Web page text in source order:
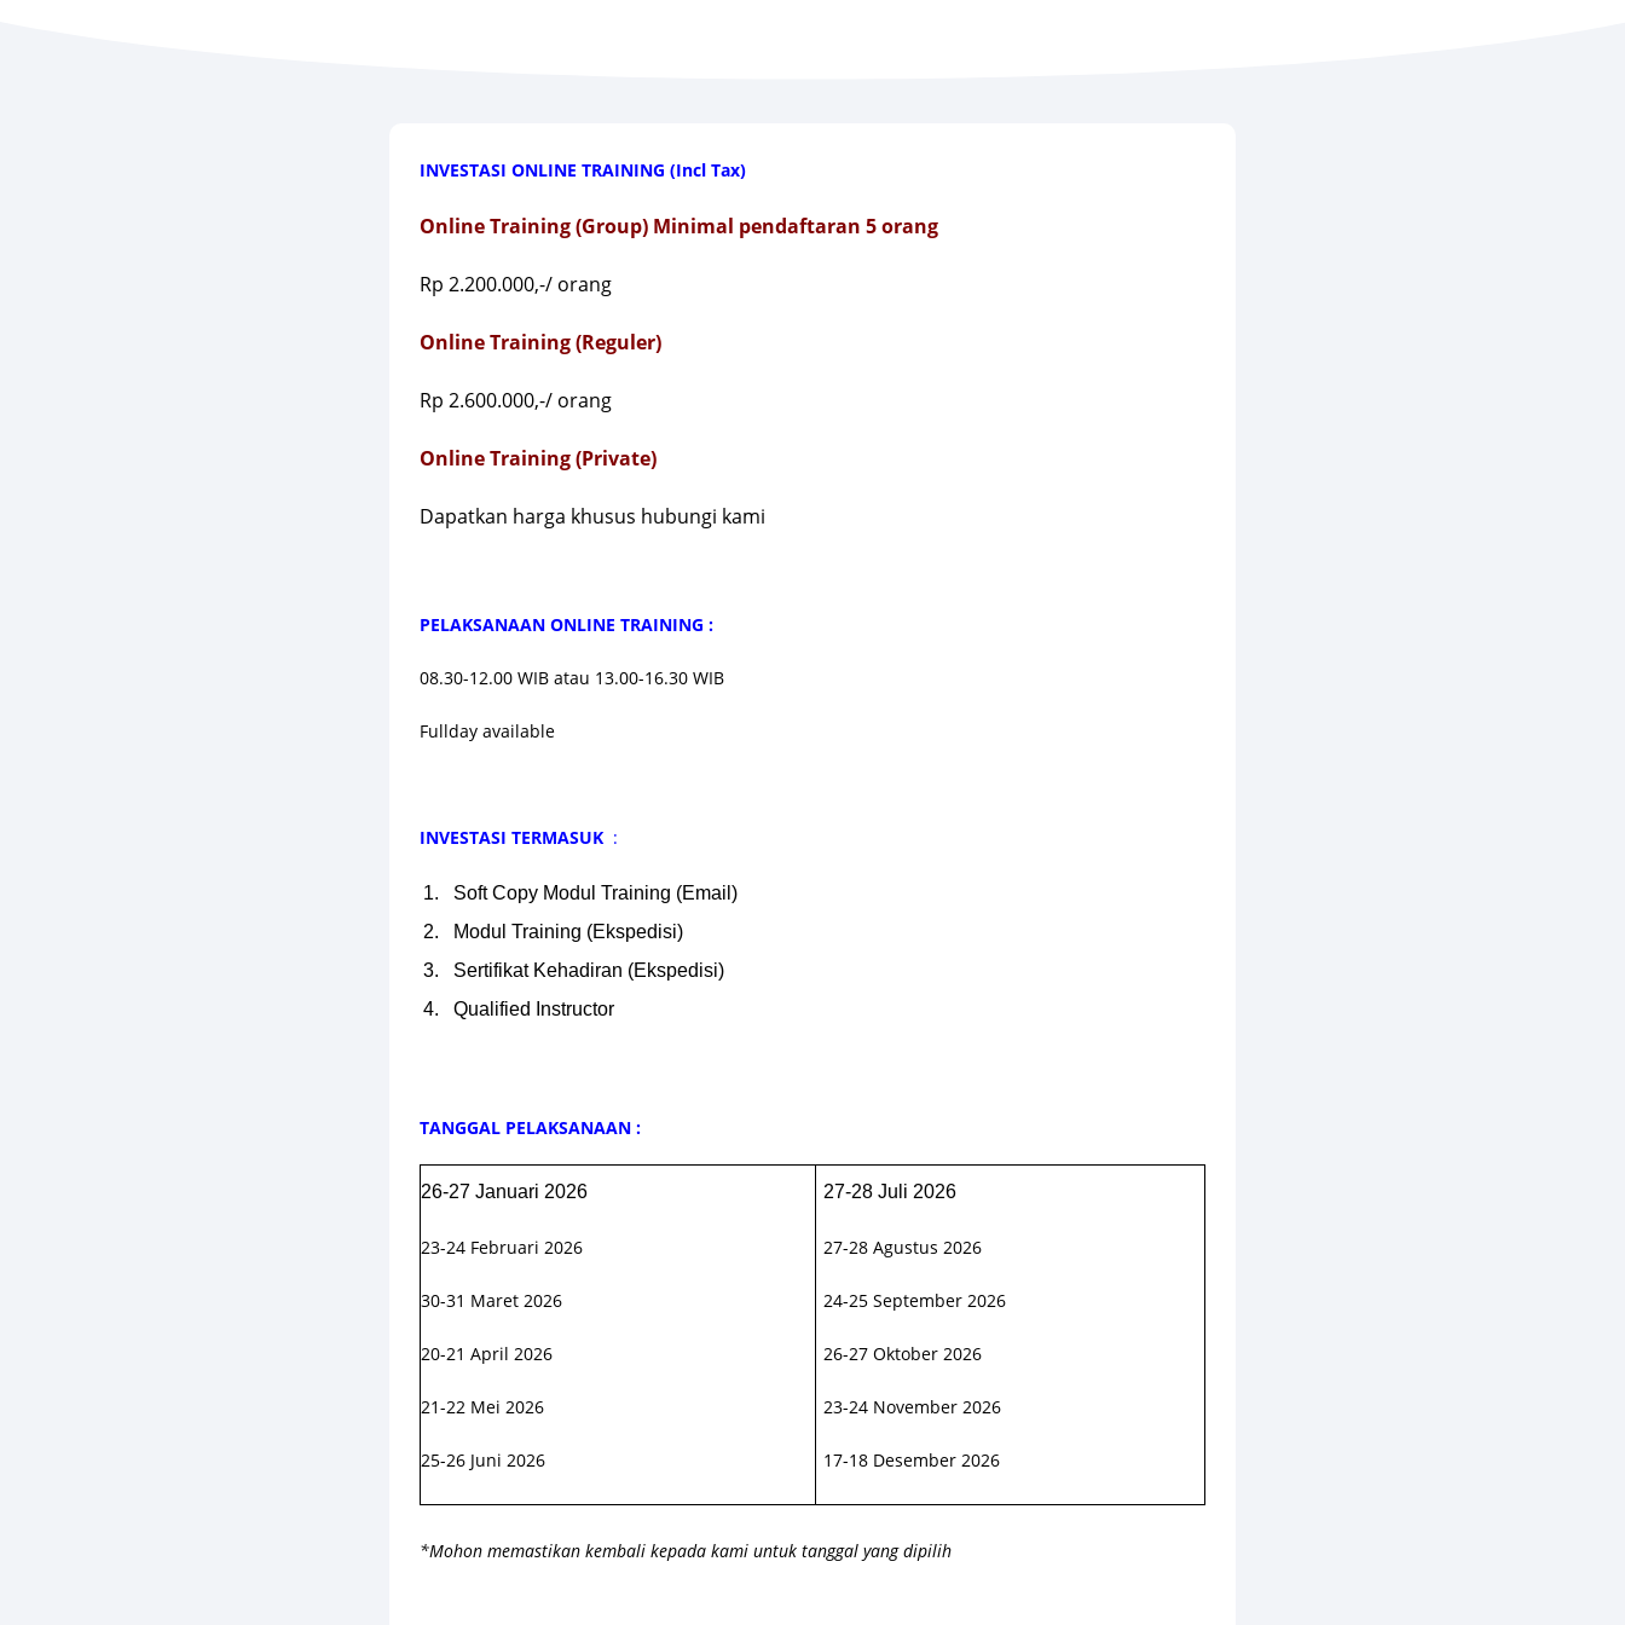
INVESTASI ONLINE TRAINING (Incl Tax)
Online Training (Group) Minimal pendaftaran 5 orang
Rp 2.200.000,-/ orang
Online Training (Reguler)
Rp 2.600.000,-/ orang
Online Training (Private)
Dapatkan harga khusus hubungi kami
PELAKSANAAN ONLINE TRAINING :
08.30-12.00 WIB atau 13.00-16.30 WIB
Fullday available
INVESTASI TERMASUK :
Soft Copy Modul Training (Email)
Modul Training (Ekspedisi)
Sertifikat Kehadiran (Ekspedisi)
Qualified Instructor
TANGGAL PELAKSANAAN :
26-27 Januari 2026
23-24 Februari 2026
30-31 Maret 2026
20-21 April 2026
21-22 Mei 2026
25-26 Juni 2026
27-28 Juli 2026
27-28 Agustus 2026
24-25 September 2026
26-27 Oktober 2026
23-24 November 2026
17-18 Desember 2026
*Mohon memastikan kembali kepada kami untuk tanggal yang dipilih